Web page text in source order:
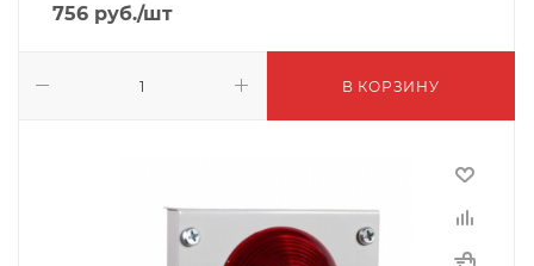
756 руб./шт
В КОРЗИНУ